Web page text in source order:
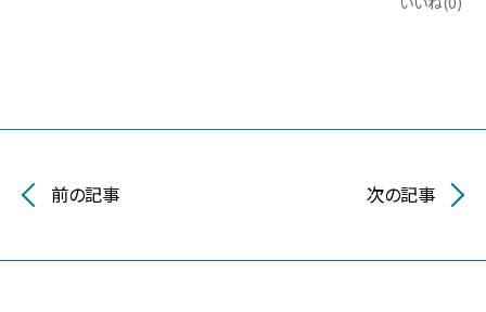
前の記事 次の記事